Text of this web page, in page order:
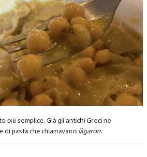
più semplice. Già gli antichi Greci ne
di pasta che chiamavano làgaron.